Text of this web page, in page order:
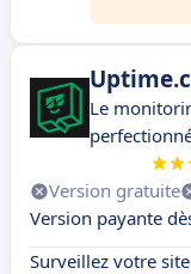
Le
Version gratuite
Version payante
Surveillez votre